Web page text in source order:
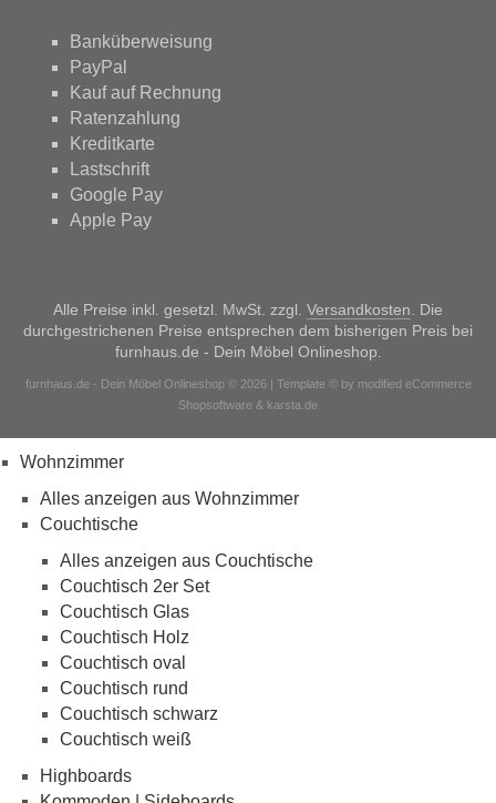
Banküberweisung
PayPal
Kauf auf Rechnung
Ratenzahlung
Kreditkarte
Lastschrift
Google Pay
Apple Pay
Alle Preise inkl. gesetzl. MwSt. zzgl. Versandkosten . Die
durchgestrichenen Preise entsprechen dem bisherigen Preis bei
furnhaus.de - Dein Möbel Onlineshop.
furnhaus.de - Dein Möbel Onlineshop © 2026 | Template © by modified eCommerce
Shopsoftware & karsta.de
Wohnzimmer
Alles anzeigen aus Wohnzimmer
Couchtische
Alles anzeigen aus Couchtische
Couchtisch 2er Set
Couchtisch Glas
Couchtisch Holz
Couchtisch oval
Couchtisch rund
Couchtisch schwarz
Couchtisch weiß
Highboards